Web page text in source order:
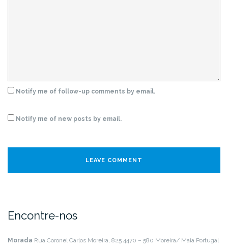
Notify me of follow-up comments by email.
Notify me of new posts by email.
Encontre-nos
Morada Rua Coronel Carlos Moreira, 825 4470 – 580 Moreira/ Maia Portugal